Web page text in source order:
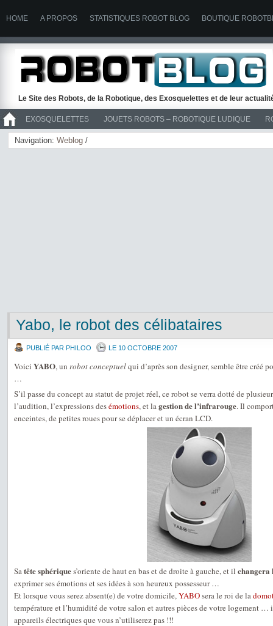
HOME A PROPOS STATISTIQUES ROBOT BLOG BOUTIQUE
Le Site des Robots, de la Robotique, des Exosquelettes et de leur
EXOSQUELETTES JOUETS ROBOTS – ROBOTIQUE LUDIQUE
>> ROBOTS
Navigation: Weblog /
Yabo, le robot des célibataires
PUBLIÉ PAR PHILOO LE 10 OCTOBRE 2007
Voici YABO, un robot conceptuelqui d’après son designer, semble être créé
…
S’il passe du concept au statut de projet réel, ce robot se verra dotté de
l’audition, l’expressions desémotions, et lagestion de l’infrarouge. Il
enceintes, de petites roues pour se déplacer et un écran LCD.
Satête sphériques’oriente de haut en bas et de droite à gauche, et il changera
exprimer ses émotions et ses idées à son heureux possesseur …
Et lorsque vous serez absent(e) de votre domicile,YABOsera le roi de la
température et l’humidité de votre salon et autres pièces de votre logement …
appareils électriques que vous n’utiliserez pas !!!